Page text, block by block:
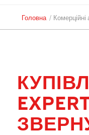
Головна /